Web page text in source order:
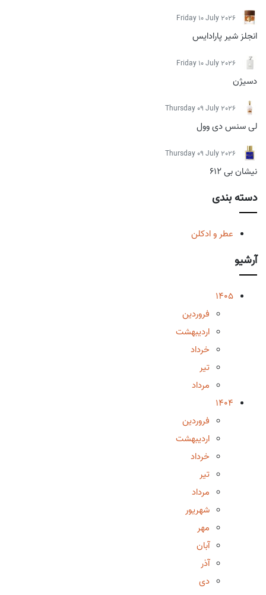
Friday 10 July 2026
انجلز شیر پارادایس
Friday 10 July 2026
دسیژن
Thursday 09 July 2026
لی سنس دی وول
Thursday 09 July 2026
نیشان بی 612
دسته بندی
عطر و ادکلن
آرشیو
1405
فروردین
اردیبهشت
خرداد
تیر
مرداد
1404
فروردین
اردیبهشت
خرداد
تیر
مرداد
شهریور
مهر
آبان
آذر
دی